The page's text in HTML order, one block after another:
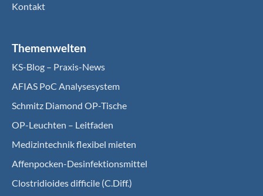
Kontakt
Themenwelten
KS-Blog – Praxis-News
AFIAS PoC Analysesystem
Schmitz Diamond OP-Tische
OP-Leuchten – Leitfaden
Medizintechnik flexibel mieten
Affenpocken-Desinfektionsmittel
Clostridioides difficile (C.Diff.)